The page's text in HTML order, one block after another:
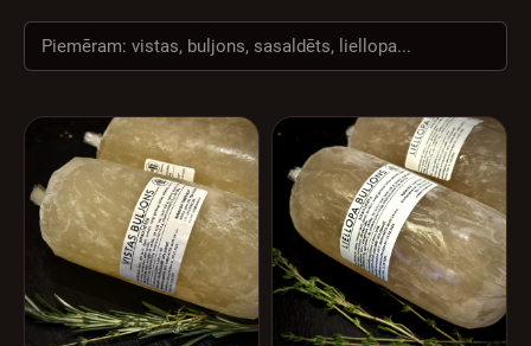
VĒSTURE
NAMS